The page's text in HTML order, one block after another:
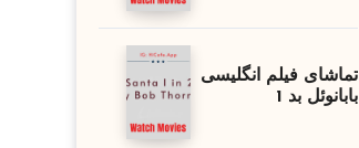
تماشای فیلم انگلیسی
بابانوئل بد 1